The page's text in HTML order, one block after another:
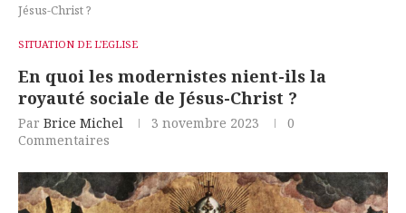
Jésus-Christ ?
SITUATION DE L'EGLISE
En quoi les modernistes nient-ils la
royauté sociale de Jésus-Christ ?
Par Brice Michel 3 novembre 2023
0
Commentaires